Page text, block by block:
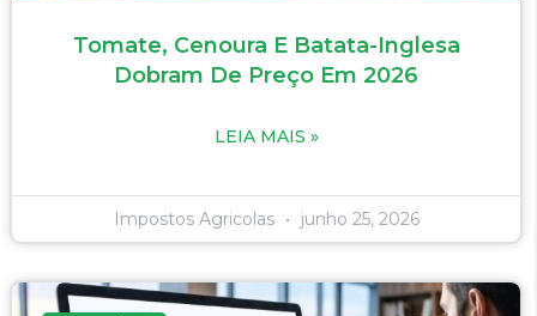
Tomate, Cenoura E Batata-Inglesa
Dobram De Preço Em 2026
LEIA MAIS »
Impostos Agricolas junho 25, 2026